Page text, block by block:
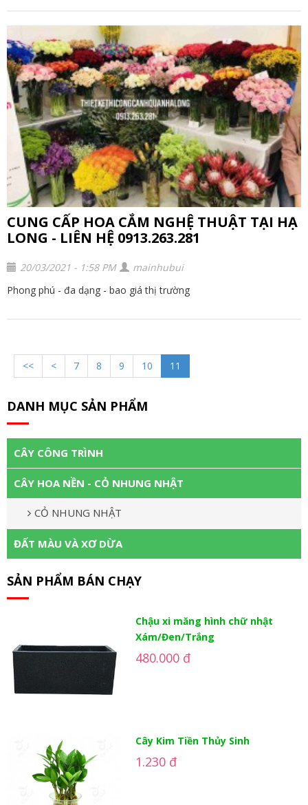
CUNG CẤP HOA CẮM NGHỆ THUẬT TẠI HẠ
LONG - LIÊN HỆ 0913.263.281
20/03/2021 - 1:58 PM
mainhubui
Phong phú - đa dạng - bao giá thị trường
<< < 7 8 9 10 11
DANH MỤC SẢN PHẨM
CÂY CÔNG TRÌNH
CÂY HOA NỀN - CỎ NHUNG NHẬT
CỎ NHUNG NHẬT
ĐẤT MÀU VÀ XƠ DỪA
SẢN PHẨM BÁN CHẠY
Chậu xi măng hình chữ nhật
Xám/Đen/Trắng
480.000 đ
Cây Kim Tiền Thủy Sinh
1.230 đ